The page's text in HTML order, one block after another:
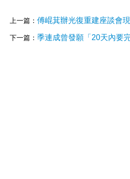
上一篇： 傅崐萁辦光復重建座談會現場火爆
下一篇： 季連成曾發願「20天內要完成救災」曾被要求軍方挖公墓、掃廁所？他一